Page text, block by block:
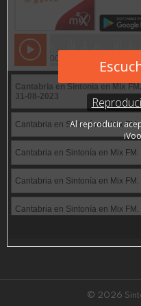
© 2026